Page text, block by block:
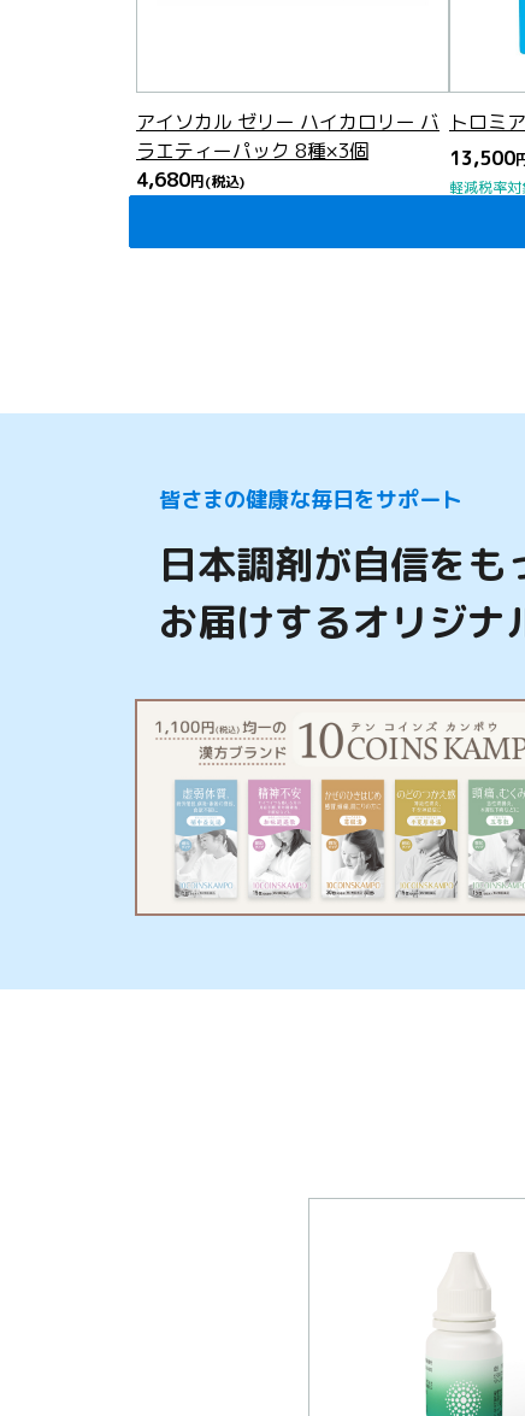
アイソカル ゼリー ハイカロリー バ
ラエティーパック 8種×3個
4,680円(税込)
トロミ
13,500
軽減税率対
皆さまの健康な毎日をサポート
日本調剤が自信をも
お届けするオリジナ